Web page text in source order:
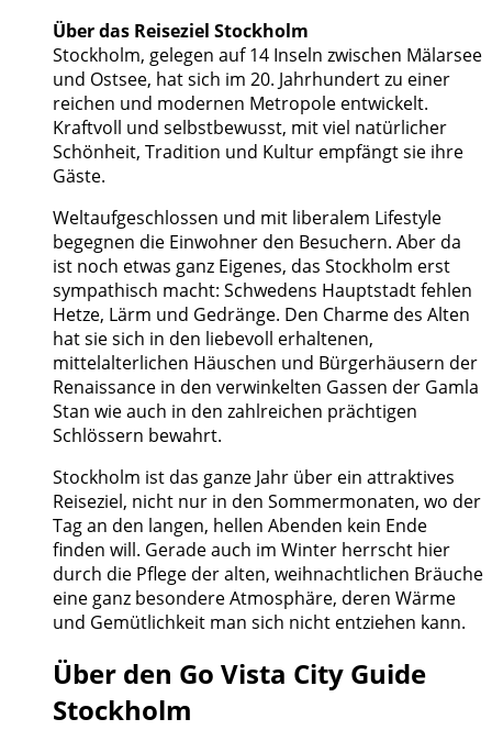
Über das Reiseziel Stockholm
Stockholm, gelegen auf 14 Inseln zwischen Mälarsee
und Ostsee, hat sich im 20. Jahrhundert zu einer
reichen und modernen Metropole entwickelt.
Kraftvoll und selbstbewusst, mit viel natürlicher
Schönheit, Tradition und Kultur empfängt sie ihre
Gäste.
Weltaufgeschlossen und mit liberalem Lifestyle
begegnen die Einwohner den Besuchern. Aber da
ist noch etwas ganz Eigenes, das Stockholm erst
sympathisch macht: Schwedens Hauptstadt fehlen
Hetze, Lärm und Gedränge. Den Charme des Alten
hat sie sich in den liebevoll erhaltenen,
mittelalterlichen Häuschen und Bürgerhäusern der
Renaissance in den verwinkelten Gassen der Gamla
Stan wie auch in den zahlreichen prächtigen
Schlössern bewahrt.
Stockholm ist das ganze Jahr über ein attraktives
Reiseziel, nicht nur in den Sommermonaten, wo der
Tag an den langen, hellen Abenden kein Ende
finden will. Gerade auch im Winter herrscht hier
durch die Pflege der alten, weihnachtlichen Bräuche
eine ganz besondere Atmosphäre, deren Wärme
und Gemütlichkeit man sich nicht entziehen kann.
Über den Go Vista City Guide
Stockholm